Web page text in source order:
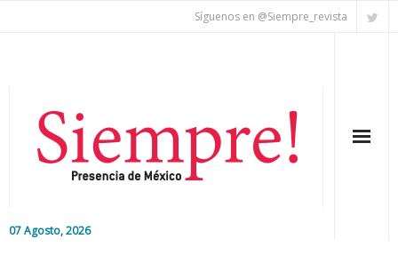
Síguenos en @Siempre_revista
07 Agosto, 2026